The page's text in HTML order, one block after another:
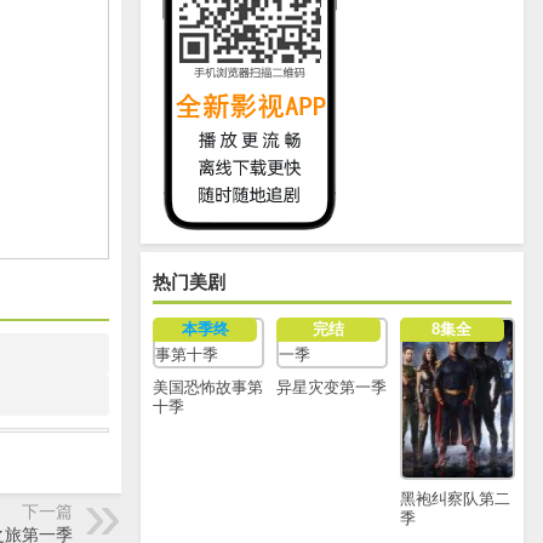
热门美剧
本季终
美国恐怖故事第
十季
完结
异星灾变第一季
8集全
黑袍纠察队第二
季
下一篇
旅第一季